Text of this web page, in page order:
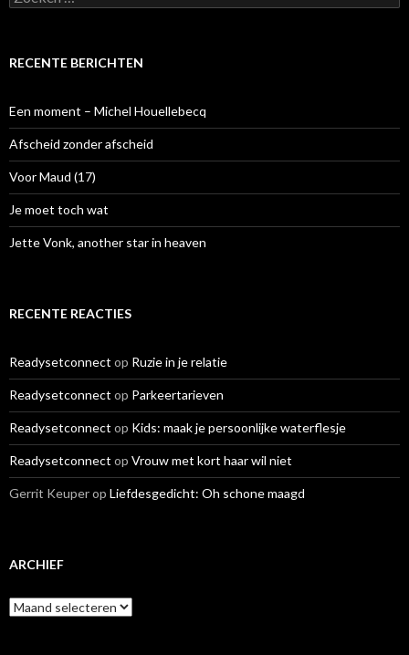
o
e
a
a
r
:
RECENTE BERICHTEN
Een moment – Michel Houellebecq
Afscheid zonder afscheid
Voor Maud (17)
Je moet toch wat
Jette Vonk, another star in heaven
RECENTE REACTIES
Readysetconnect op Ruzie in je relatie
Readysetconnect op Parkeertarieven
Readysetconnect op Kids: maak je persoonlijke waterflesje
Readysetconnect op Vrouw met kort haar wil niet
Gerrit Keuperop Liefdesgedicht: Oh schone maagd
ARCHIEF
A
r